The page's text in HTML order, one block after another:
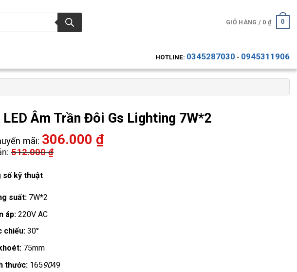
GIỎ HÀNG / 0 ₫ 0
HOTLINE: 0345287030 - 0945311906
Âm Trần Đôi Gs Lighting 7W*2
mãi: 306.000 ₫
512.000₫
số kỹ thuật
suất:7W*2
áp:220V AC
chiếu:30°
75mm
thước:1659049